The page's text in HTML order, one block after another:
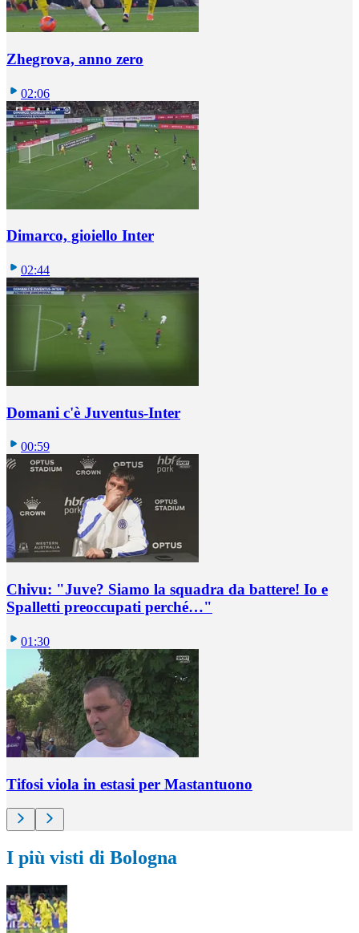
Zhegrova, anno zero
02:06
Dimarco, gioiello Inter
02:44
Domani c'è Juventus-Inter
00:59
Chivu: "Juve? Siamo la squadra da battere! Io e
Spalletti preoccupati perché…"
01:30
Tifosi viola in estasi per Mastantuono
I più visti di Bologna